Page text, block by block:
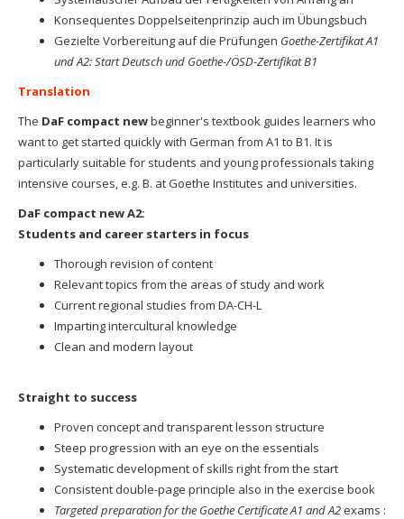
Konsequentes Doppelseitenprinzip auch im Übungsbuch
Gezielte Vorbereitung auf die Prüfungen Goethe-Zertifikat A1
und A2: Start Deutsch und Goethe-/ÖSD-Zertifikat B1
Translation
The DaF compact newbeginner's textbook guides learners who
want to get started quickly with German from A1 to B1. It is
particularly suitable for students and young professionals taking
intensive courses, e.g. B. at Goethe Institutes and universities.
DaF compact new A2:
Students and career starters in focus
Thorough revision of content
Relevant topics from the areas of study and work
Current regional studies from DA-CH-L
Imparting intercultural knowledge
Clean and modern layout
Straight to success
Proven concept and transparent lesson structure
Steep progression with an eye on the essentials
Systematic development of skills right from the start
Consistent double-page principle also in the exercise book
Targeted preparation for the Goethe Certificate A1 and A2exams :